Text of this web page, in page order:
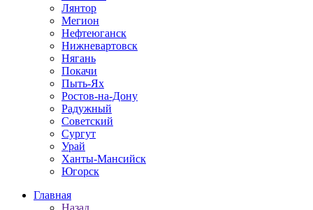
Лянтор
Мегион
Нефтеюганск
Нижневартовск
Нягань
Покачи
Пыть-Ях
Рoстов-на-Дону
Радужный
Советский
Сургут
Урай
Ханты-Мансийск
Югорск
Главная
Назад